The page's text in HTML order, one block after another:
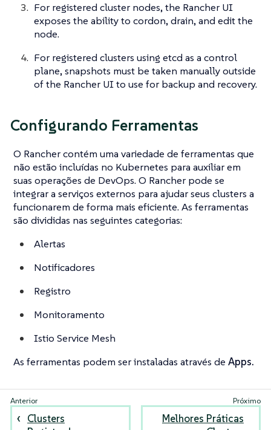
For registered cluster nodes, the Rancher UI
exposes the ability to cordon, drain, and edit the
node.
For registered clusters using etcd as a control
plane, snapshots must be taken manually outside
of the Rancher UI to use for backup and recovery.
Configurando Ferramentas
O Rancher contém uma variedade de ferramentas que
não estão incluídas no Kubernetes para auxiliar em
suas operações de DevOps. O Rancher pode se
integrar a serviços externos para ajudar seus clusters a
funcionarem de forma mais eficiente. As ferramentas
são divididas nas seguintes categorias:
Alertas
Notificadores
Registro
Monitoramento
Istio Service Mesh
As ferramentas podem ser instaladas através de Apps.
Clusters
Melhores Práticas